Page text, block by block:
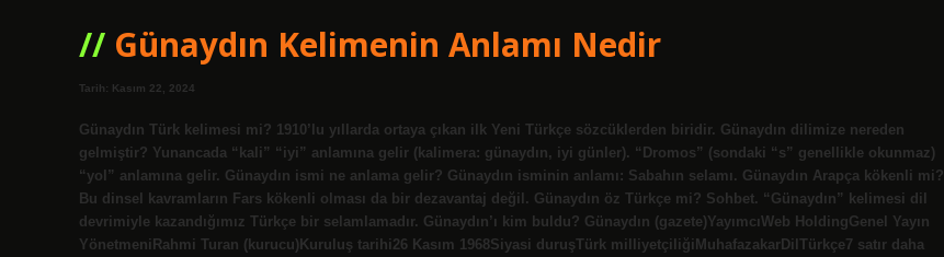
Günaydın Kelimenin Anlamı Nedir
Tarih: Kasım 22, 2024
Günaydın Türk kelimesi mi? 1910’lu yıllarda ortaya çıkan ilk Yeni Türkçe sözcüklerden biridir. Günaydın dilimize nereden
gelmiştir? Yunancada “kali” “iyi” anlamına gelir (kalimera: günaydın, iyi günler). “Dromos” (sondaki “s” genellikle okunmaz)
“yol” anlamına gelir. Günaydın ismi ne anlama gelir? Günaydın isminin anlamı: Sabahın selamı. Günaydın Arapça kökenli mi?
Bu dinsel kavramların Fars kökenli olması da bir dezavantaj değil. Günaydın öz Türkçe mi? Sohbet. “Günaydın” kelimesi dil
devrimiyle kazandığımız Türkçe bir selamlamadır. Günaydın’ı kim buldu? Günaydın (gazete)YayımcıWeb HoldingGenel Yayın
YönetmeniRahmi Turan (kurucu)Kuruluş tarihi26 Kasım 1968Siyasi duruşTürk milliyetçiliğiMuhafazakarDilTürkçe7 satır daha